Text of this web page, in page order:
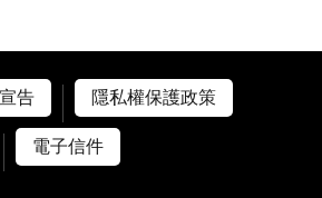
告
隱私權保護政策
電子信件